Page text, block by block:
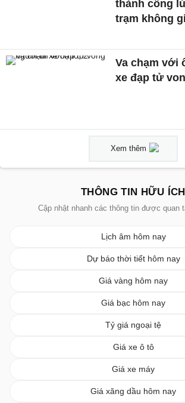
thành công
trạm không
Va chạm với
xe đạp tử
Xem thêm
THÔNG TIN HỮU ÍCH
Cập nhật nhanh các thông tin được quan
Lịch âm hôm nay
Dự báo thời tiết hôm nay
Giá vàng hôm nay
Giá bạc hôm nay
Tỷ giá ngoại tệ
Giá xe ô tô
Giá xe máy
Giá xăng dầu hôm nay